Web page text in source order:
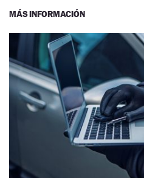
MÁS INFORMACIÓN